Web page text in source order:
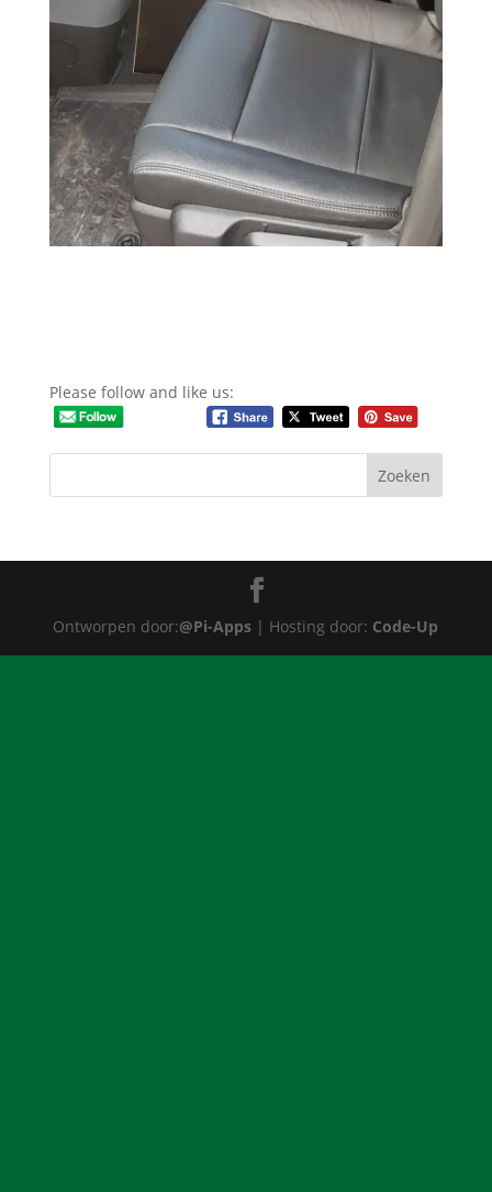
Please follow and like us:
Ontworpen door:@Pi-Apps | Hosting door: Code-Up